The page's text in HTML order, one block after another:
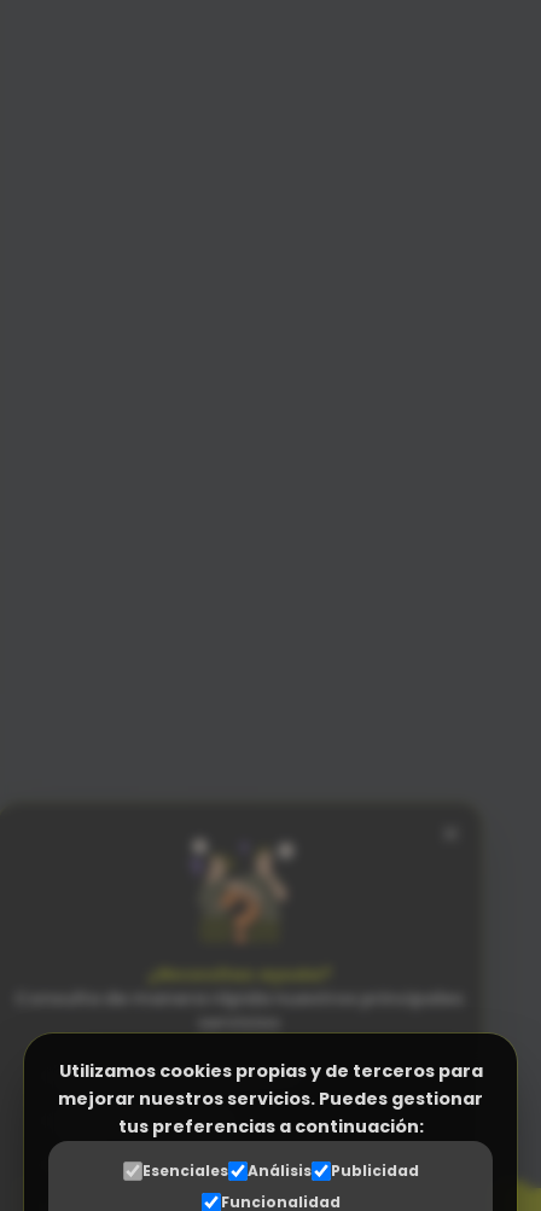
Utilizamos cookies propias y de terceros para
mejorar nuestros servicios. Puedes gestionar
tus preferencias a continuación:
Esenciales Análisis
Publicidad
Funcionalidad
PENSADOPARA LAS PERSONAS
SENCILLEZ SIN RIVAL
Facturación Electrónica (Verifactu)
Programa Control Horario
Programa a medida (ERP empresas)